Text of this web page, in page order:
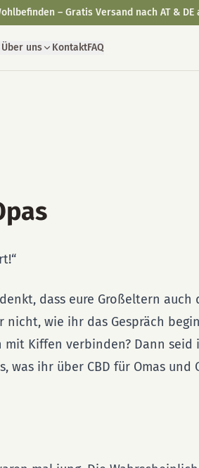
Über uns KontaktFAQ
dass eure Großeltern auch
wie ihr das Gespräch
Kiffen verbinden? Dann seid
ihr über CBD für Omas und
– Gratis Versand nach AT & DE